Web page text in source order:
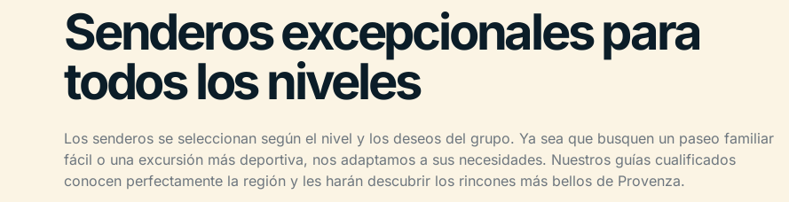
Senderos excepcionales para
todos los niveles
Los senderos se seleccionan según el nivel y los deseos del grupo. Ya sea que busquen un paseo familiar
fácil o una excursión más deportiva, nos adaptamos a sus necesidades. Nuestros guías cualificados
conocen perfectamente la región y les harán descubrir los rincones más bellos de Provenza.